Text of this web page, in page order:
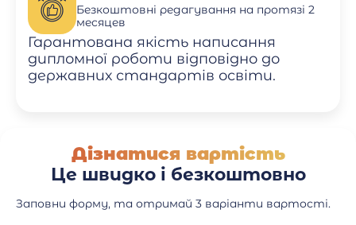
Безкоштовні редагування на протязі 2
месяцев
Гарантована якість написання
дипломної роботи відповідно до
державних стандартів освіти.
Дізнатися вартість
Це швидко і безкоштовно
Заповни форму, та отримай 3 варіанти вартості.